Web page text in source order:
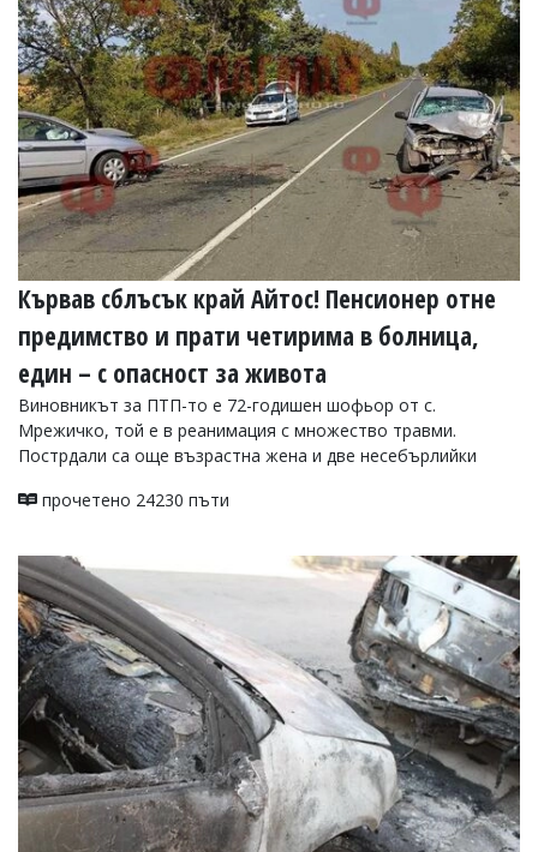
Кървав сблъсък край Айтос! Пенсионер отне
предимство и прати четирима в болница,
един – с опасност за живота
Виновникът за ПТП-то е 72-годишен шофьор от с.
Мрежичко, той е в реанимация с множество травми.
Пострдали са още възрастна жена и две несебърлийки
прочетено 24230 пъти